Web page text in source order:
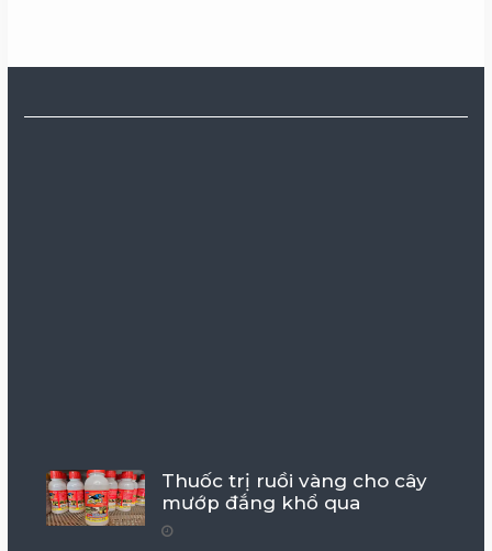
Thuốc trị ruồi vàng cho cây
mướp đắng khổ qua